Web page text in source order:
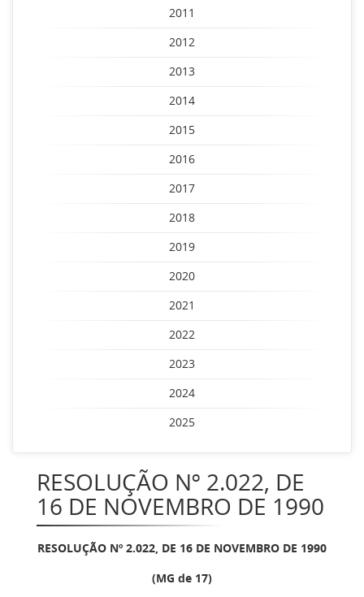
2011
2012
2013
2014
2015
2016
2017
2018
2019
2020
2021
2022
2023
2024
2025
RESOLUÇÃO Nº 2.022, DE
16 DE NOVEMBRO DE 1990
RESOLUÇÃO Nº 2.022, DE 16 DE NOVEMBRO DE 1990
(MG de 17)